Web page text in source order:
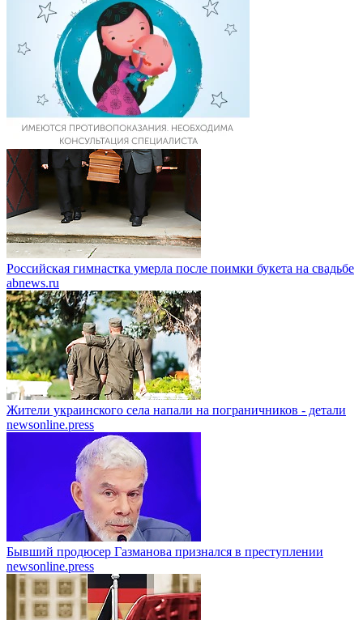
Российская гимнастка умерла после поимки букета на свадьбе
abnews.ru
Жители украинского села напали на пограничников - детали
newsonline.press
Бывший продюсер Газманова признался в преступлении
newsonline.press